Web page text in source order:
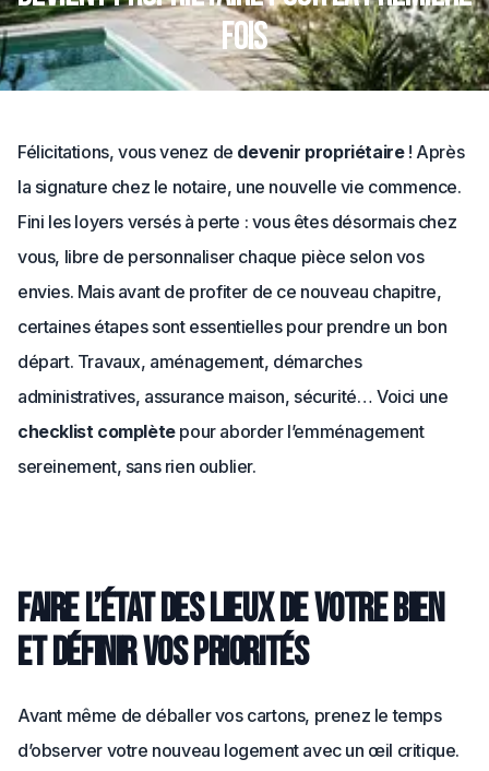
fois
Félicitations, vous venez de devenir propriétaire! Après
la signature chez le notaire, une nouvelle vie commence.
Fini les loyers versés à perte : vous êtes désormais chez
vous, libre de personnaliser chaque pièce selon vos
envies. Mais avant de profiter de ce nouveau chapitre,
certaines étapes sont essentielles pour prendre un bon
départ. Travaux, aménagement, démarches
administratives, assurance maison, sécurité… Voici une
checklist complètepour aborder l’emménagement
sereinement, sans rien oublier.
Faire l’état des lieux de votre bien
et définir vos priorités
Avant même de déballer vos cartons, prenez le temps
d’observer votre nouveau logement avec un œil critique.